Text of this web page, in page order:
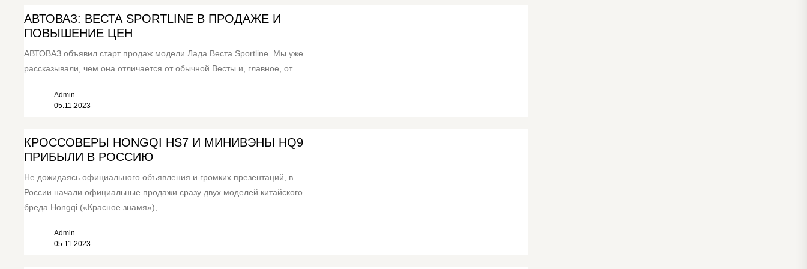
АВТОВАЗ: ВЕСТА SPORTLINE В ПРОДАЖЕ И
ПОВЫШЕНИЕ ЦЕН
АВТОВАЗ объявил старт продаж модели Лада Веста Sportline. Мы уже
рассказывали, чем она отличается от обычной Весты и, главное, от...
Admin
05.11.2023
КРОССОВЕРЫ HONGQI HS7 И МИНИВЭНЫ HQ9
ПРИБЫЛИ В РОССИЮ
Не дожидаясь официального объявления и громких презентаций, в
России начали официальные продажи сразу двух моделей китайского
бреда Hongqi («Красное знамя»),...
Admin
05.11.2023